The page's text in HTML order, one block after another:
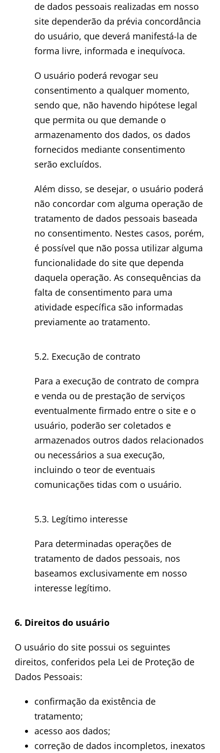
de dados pessoais realizadas em nosso
site dependerão da prévia concordância
do usuário, que deverá manifestá-la de
forma livre, informada e inequívoca.
O usuário poderá revogar seu
consentimento a qualquer momento,
sendo que, não havendo hipótese legal
que permita ou que demande o
armazenamento dos dados, os dados
fornecidos mediante consentimento
serão excluídos.
Além disso, se desejar, o usuário poderá
não concordar com alguma operação de
tratamento de dados pessoais baseada
no consentimento. Nestes casos, porém,
é possível que não possa utilizar alguma
funcionalidade do site que dependa
daquela operação. As consequências da
falta de consentimento para uma
atividade específica são informadas
previamente ao tratamento.
5.2. Execução de contrato
Para a execução de contrato de compra
e venda ou de prestação de serviços
eventualmente firmado entre o site e o
usuário, poderão ser coletados e
armazenados outros dados relacionados
ou necessários a sua execução,
incluindo o teor de eventuais
comunicações tidas com o usuário.
5.3. Legítimo interesse
Para determinadas operações de
tratamento de dados pessoais, nos
baseamos exclusivamente em nosso
interesse legítimo.
6. Direitos do usuário
O usuário do site possui os seguintes
direitos, conferidos pela Lei de Proteção de
Dados Pessoais:
confirmação da existência de
tratamento;
acesso aos dados;
correção de dados incompletos, inexatos